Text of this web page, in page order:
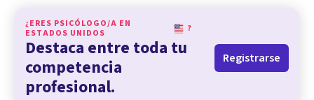
¿ERES PSICÓLOGO/A EN
ESTADOS UNIDOS
?
Destaca entre toda tu
competencia
profesional.
Registrarse